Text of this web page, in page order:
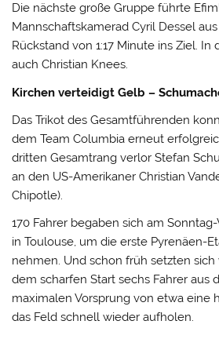
Die nächste große Gruppe führte
Mannschaftskamerad Cyril Dessel
Rückstand von 1:17 Minute ins Ziel.
auch Christian Knees.
Kirchen verteidigt Gelb –
Das Trikot des Gesamtführenden
dem Team Columbia erneut
dritten Gesamtrang verlor Stefan
an den US-Amerikaner Christian
Chipotle).
170 Fahrer begaben sich am
in Toulouse, um die erste Pyrenäen-
nehmen. Und schon früh setzten
dem scharfen Start sechs Fahrer aus
maximalen Vorsprung von etwa eine
das Feld schnell wieder aufholen.